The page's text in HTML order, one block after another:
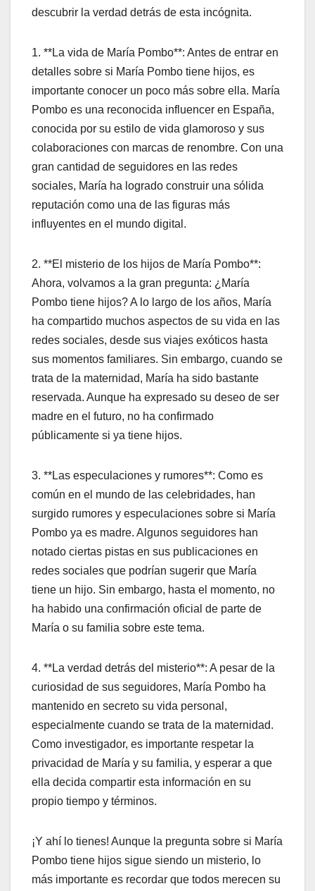
descubrir la verdad detrás de esta incógnita.
1. **La vida de María Pombo**: Antes de entrar en
detalles sobre si María Pombo tiene hijos, es
importante conocer un poco más sobre ella. María
Pombo es una reconocida influencer en España,
conocida por su estilo de vida glamoroso y sus
colaboraciones con marcas de renombre. Con una
gran cantidad de seguidores en las redes
sociales, María ha logrado construir una sólida
reputación como una de las figuras más
influyentes en el mundo digital.
2. **El misterio de los hijos de María Pombo**:
Ahora, volvamos a la gran pregunta: ¿María
Pombo tiene hijos? A lo largo de los años, María
ha compartido muchos aspectos de su vida en las
redes sociales, desde sus viajes exóticos hasta
sus momentos familiares. Sin embargo, cuando se
trata de la maternidad, María ha sido bastante
reservada. Aunque ha expresado su deseo de ser
madre en el futuro, no ha confirmado
públicamente si ya tiene hijos.
3. **Las especulaciones y rumores**: Como es
común en el mundo de las celebridades, han
surgido rumores y especulaciones sobre si María
Pombo ya es madre. Algunos seguidores han
notado ciertas pistas en sus publicaciones en
redes sociales que podrían sugerir que María
tiene un hijo. Sin embargo, hasta el momento, no
ha habido una confirmación oficial de parte de
María o su familia sobre este tema.
4. **La verdad detrás del misterio**: A pesar de la
curiosidad de sus seguidores, María Pombo ha
mantenido en secreto su vida personal,
especialmente cuando se trata de la maternidad.
Como investigador, es importante respetar la
privacidad de María y su familia, y esperar a que
ella decida compartir esta información en su
propio tiempo y términos.
¡Y ahí lo tienes! Aunque la pregunta sobre si María
Pombo tiene hijos sigue siendo un misterio, lo
más importante es recordar que todos merecen su